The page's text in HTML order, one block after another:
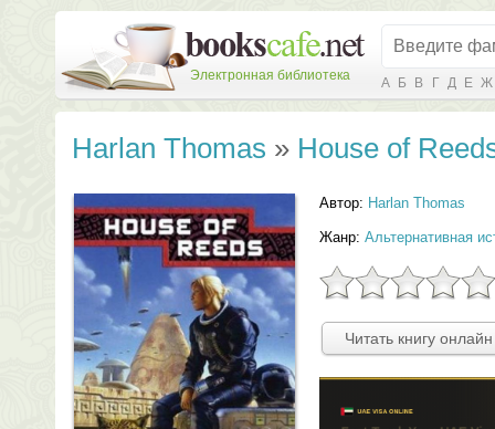
Электронная библиотека А Б В Г Д Е Ж
Harlan Thomas » House of
Автор: Harlan Thomas
Жанр: Альтернативная
Читать книгу